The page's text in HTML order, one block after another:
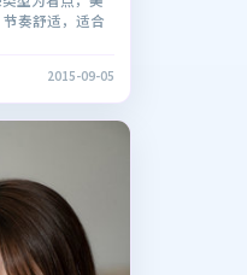
奏舒适，适合
2015-09-05